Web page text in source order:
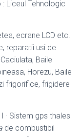
Liceul Tehnologic
ecrane LCD etc.
reparatii usi de
Baile
Horezu, Baile
frigorifice, frigidere
Sistem gps thales
de combustibil ·